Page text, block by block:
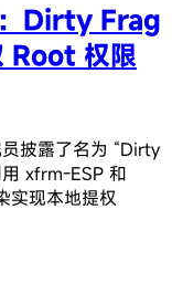
Dirty Frag
Root 权限
披露了名为 “Dirty
xfrm-ESP 和
实现本地提权